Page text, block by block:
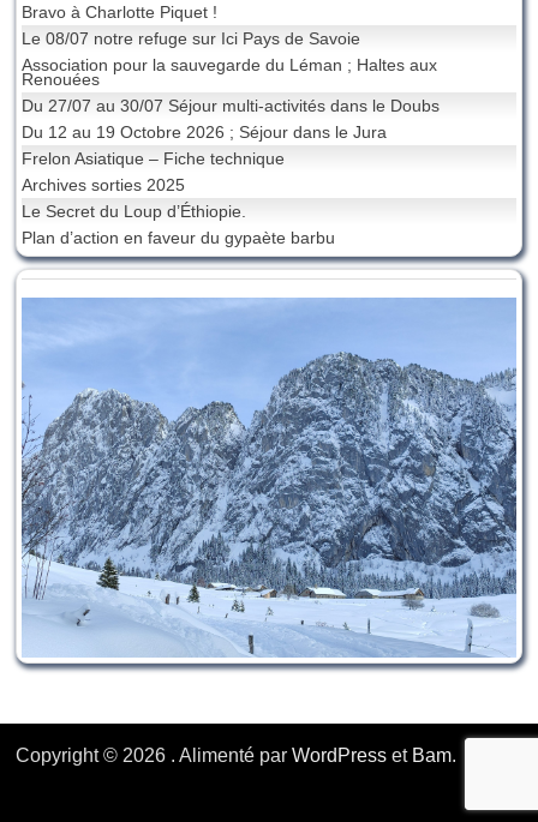
Bravo à Charlotte Piquet !
Le 08/07 notre refuge sur Ici Pays de Savoie
Association pour la sauvegarde du Léman ; Haltes aux
Renouées
Du 27/07 au 30/07 Séjour multi-activités dans le Doubs
Du 12 au 19 Octobre 2026 ; Séjour dans le Jura
Frelon Asiatique – Fiche technique
Archives sorties 2025
Le Secret du Loup d’Éthiopie.
Plan d’action en faveur du gypaète barbu
Copyright © 2026 . Alimenté par WordPresset Bam.